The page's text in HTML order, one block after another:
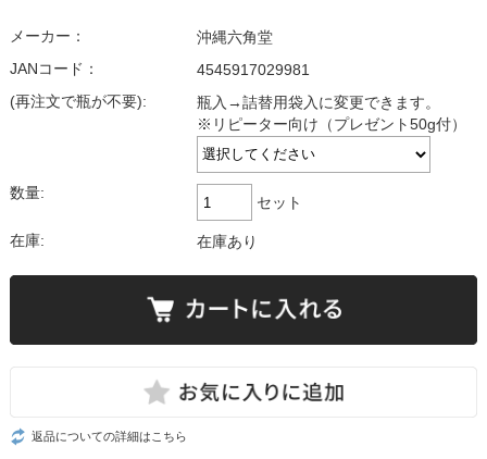
メーカー：
沖縄六角堂
JANコード：
4545917029981
(再注文で瓶が不要):
瓶入→詰替用袋入に変更できます。
※リピーター向け（プレゼント50g付）
数量:
セット
在庫: 在庫あり
返品についての詳細はこちら